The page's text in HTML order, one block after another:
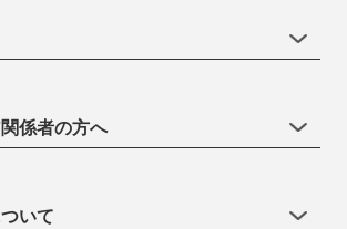
係者の方へ
いて